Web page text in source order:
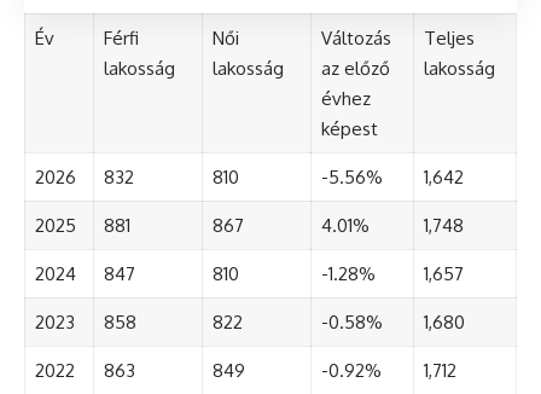
Év
Férfi
lakosság
Női
lakosság
Változás
az előző
évhez
képest
Teljes
lakosság
2026 832 810 -5.56% 1,642
2025 881 867 4.01% 1,748
2024 847 810 -1.28% 1,657
2023 858 822 -0.58% 1,680
2022 863 849 -0.92% 1,712